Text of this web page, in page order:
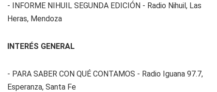
- INFORME NIHUIL SEGUNDA EDICIÓN - Radio Nihuil, Las
Heras, Mendoza
INTERÉS GENERAL
- PARA SABER CON QUÉ CONTAMOS - Radio Iguana 97.7,
Esperanza, Santa Fe